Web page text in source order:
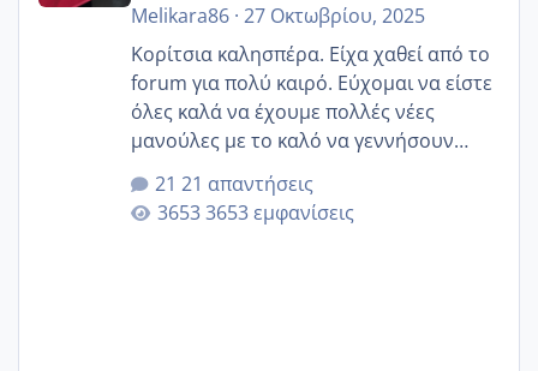
Melikara86· 27 Οκτωβρίου, 2025
Κορίτσια καλησπέρα. Είχα χαθεί από το
forum για πολύ καιρό. Εύχομαι να είστε
όλες καλά να έχουμε πολλές νέες
μανούλες με το καλό να γεννήσουν
αυτές που ήδη περιμένουν. Να πάρουν
γερα μωράκια στην αγκαλίτσα τους
🙏🏼🙏🏼 Ας πάμε λοιπόν στο θέμα μου.
21 απαντήσεις
3653 εμφανίσεις